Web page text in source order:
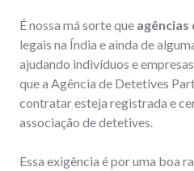
É nossa má sorte que
legais na Índia e ainda de
ajudando indivíduos e
que a Agência de Detetives
contratar esteja registrada e
associação de detetives.
Essa exigência é por uma boa